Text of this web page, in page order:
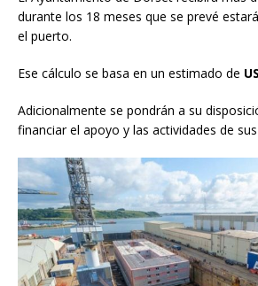
durante los 18 meses que se prevé
el puerto.
Ese cálculo se basa en un estimado de
Adicionalmente se pondrán a su
financiar el apoyo y las actividades de